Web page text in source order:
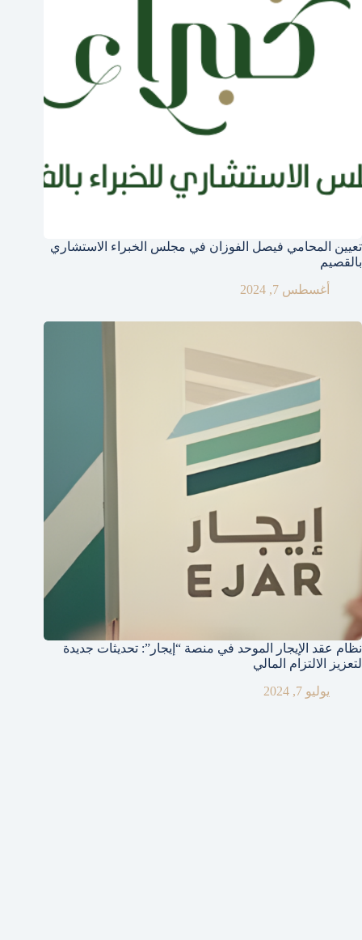
تعيين المحامي فيصل الفوزان في مجلس الخبراء الاستشاري
بالقصيم
أغسطس 7, 2024
نظام عقد الإيجار الموحد في منصة “إيجار”: تحديثات جديدة
لتعزيز الالتزام المالي
يوليو 7, 2024